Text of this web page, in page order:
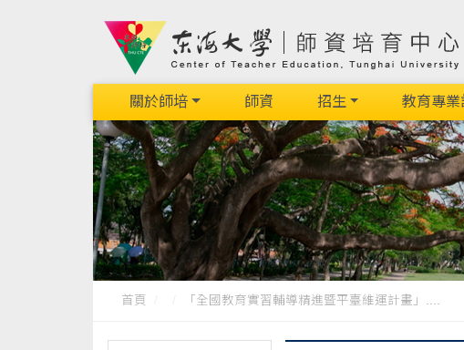
關於師培 師資 招生 教育專業
首頁 「全國教育實習輔導精進暨平臺維運計畫」....